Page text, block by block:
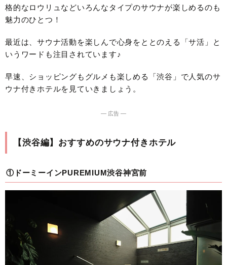
格的なロウリュなどいろんなタイプのサウナが楽しめるのも
魅力のひとつ！
最近は、サウナ活動を楽しんで心身をととのえる「サ活」と
いうワードも注目されています♪
早速、ショッピングもグルメも楽しめる「渋谷」で人気のサ
ウナ付きホテルを見ていきましょう。
― 広告 ―
【渋谷編】おすすめのサウナ付きホテル
①ドーミーインPUREMIUM渋谷神宮前